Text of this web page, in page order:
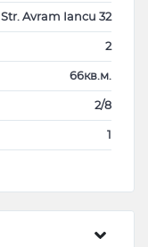
Str. Avram Iancu 32
2
66кв.м.
2/8
1